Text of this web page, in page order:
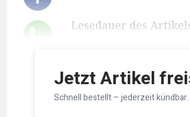
Lesedauer des
Jetzt Artikel
Schnell bestellt – jederzeit kündbar.